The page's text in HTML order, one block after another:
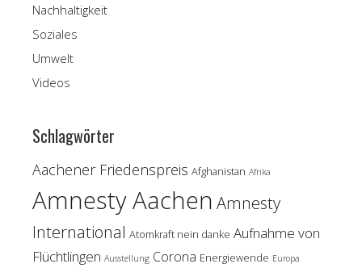
Nachhaltigkeit
Soziales
Umwelt
Videos
Schlagwörter
Aachener Friedenspreis Afghanistan Afrika
Amnesty Aachen Amnesty
International Atomkraft nein danke Aufnahme von
Flüchtlingen Ausstellung Corona Energiewende Europa